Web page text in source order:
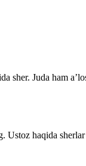
sher. Juda ham
Ustoz haqida